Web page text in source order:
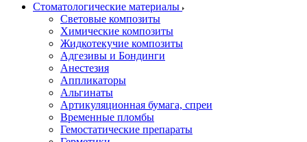
Стоматологические материалы
Световые композиты
Химические композиты
Жидкотекучие композиты
Адгезивы и Бондинги
Анестезия
Аппликаторы
Альгинаты
Артикуляционная бумага, спреи
Временные пломбы
Гемостатические препараты